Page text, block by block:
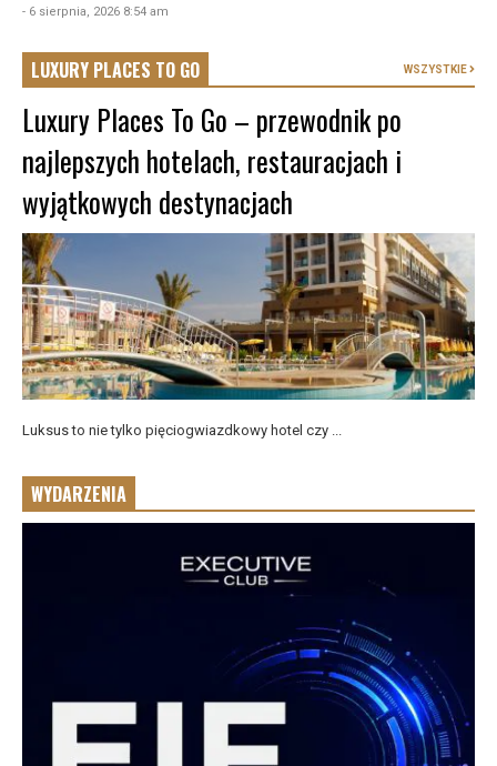
- 6 sierpnia, 2026 8:54 am
LUXURY PLACES TO GO WSZYSTKIE
Luxury Places To Go – przewodnik po
najlepszych hotelach, restauracjach i
wyjątkowych destynacjach
Luksus to nie tylko pięciogwiazdkowy hotel czy ...
WYDARZENIA